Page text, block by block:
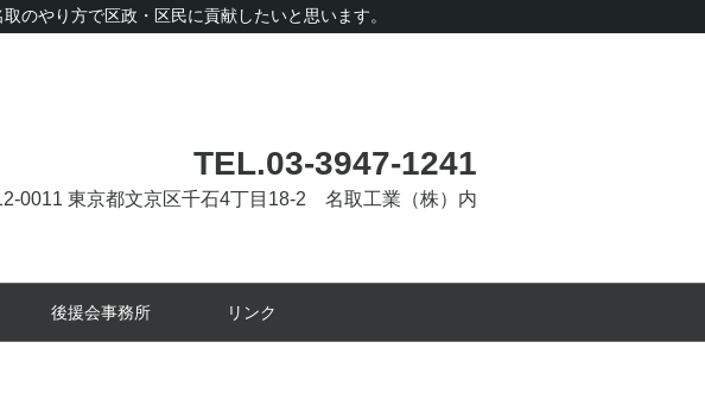
のやり方で区政・区民に貢献したいと思います。
TEL.03-3947-1241
0011 東京都文京区千石4丁目18-2 名取工業（株）内
後援会事務所 リンク